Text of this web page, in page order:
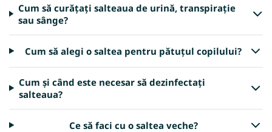
Cum să curățați salteaua de urină, transpirație
sau sânge?
Cum să alegi o saltea pentru pătuțul copilului?
Cum și când este necesar să dezinfectați
salteaua?
Ce să faci cu o saltea veche?